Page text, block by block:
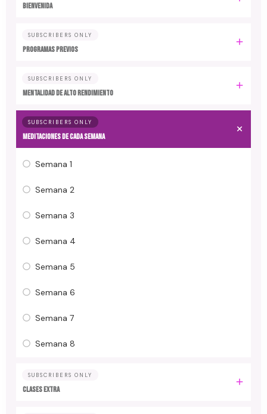
BIENVENIDA
SUBSCRIBERS ONLY
PROGRAMAS PREVIOS
SUBSCRIBERS ONLY
MENTALIDAD DE ALTO RENDIMIENTO
SUBSCRIBERS ONLY
MEDITACIONES DE CADA SEMANA
Semana 1
Semana 2
Semana 3
Semana 4
Semana 5
Semana 6
Semana 7
Semana 8
SUBSCRIBERS ONLY
CLASES EXTRA